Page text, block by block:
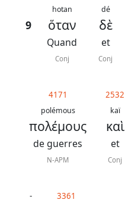
9
hotan
ὅταν
Quand
Conj
dé
δὲ
et
Conj
4171
polémous
πολέμους
de guerres
N-APM
2532
kaï
καὶ
et
Conj
- 3361